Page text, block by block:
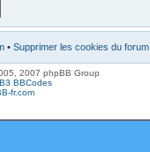
• Supprimer les cookies du forum
2007 phpBB Group
BBCodes
fr.com